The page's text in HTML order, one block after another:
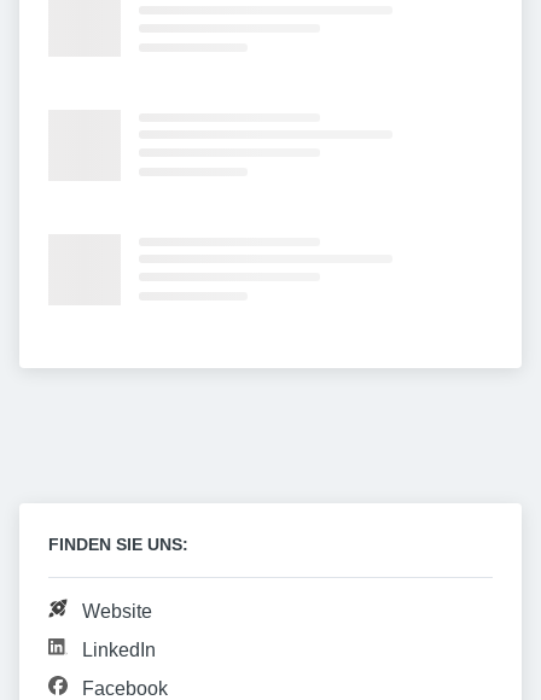
FINDEN SIE UNS:
Website
LinkedIn
Facebook